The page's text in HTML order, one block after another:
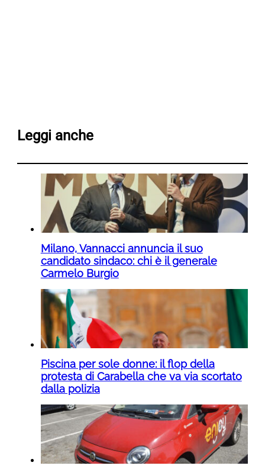
Leggi anche
Milano, Vannacci annuncia il suo
candidato sindaco: chi è il generale
Carmelo Burgio
Piscina per sole donne: il flop della
protesta di Carabella che va via scortato
dalla polizia